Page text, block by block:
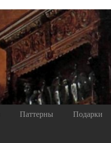
Паттерны Подарки